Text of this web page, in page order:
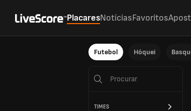
PlacaresNotíciasFavoritos
Futebol Hóquei
TIMES